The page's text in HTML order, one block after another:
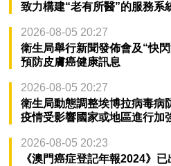
致力構建“老有所醫”的服務系
2026-08-05 20:27
衛生局舉行新聞發佈會及“快
預防皮膚癌健康訊息
2026-08-05 20:27
衛生局動態調整埃博拉病毒病
疫情受影響國家或地區進行加
2026-08-05 20:23
《澳門癌症登記年報2024》